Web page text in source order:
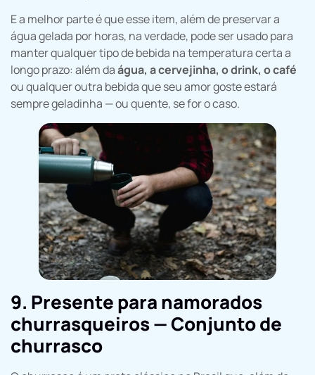
E a melhor parte é que esse item, além de preservar a
água gelada por horas, na verdade, pode ser usado para
manter qualquer tipo de bebida na temperatura certa a
longo prazo: além daágua, a cervejinha, o drink, o café
ou qualquer outra bebida que seu amor goste estará
sempre geladinha — ou quente, se for o caso.
9. Presente para namorados
churrasqueiros — Conjunto de
churrasco